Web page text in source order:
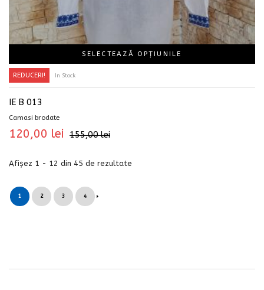
SELECTEAZĂ OPȚIUNILE
REDUCERI! In Stock
IE B 013
Camasi brodate
155,00lei
120,00 lei
Afișez 1 - 12 din 45 de rezultate
1 2 3 4